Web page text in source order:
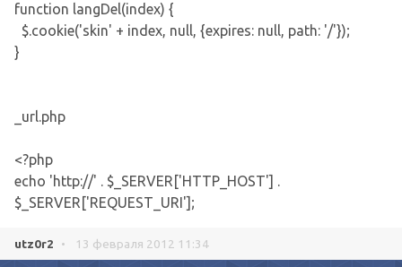
function langDel(index) {
$.cookie('skin' + index, null, {expires: null, path: '/'});
}
_url.php
<?php
echo 'http://' . $_SERVER['HTTP_HOST'] .
$_SERVER['REQUEST_URI'];
utz0r2 • 13 февраля 2012 11:34